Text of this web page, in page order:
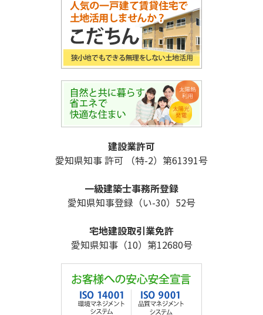
建設業許可
愛知県知事 許可 （特-2）第61391号
一級建築士事務所登録
愛知県知事登録（い-30）52号
宅地建設取引業免許
愛知県知事（10）第12680号